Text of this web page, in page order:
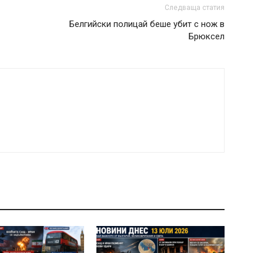
Следваща статия
Белгийски полицай беше убит с нож в
Брюксел